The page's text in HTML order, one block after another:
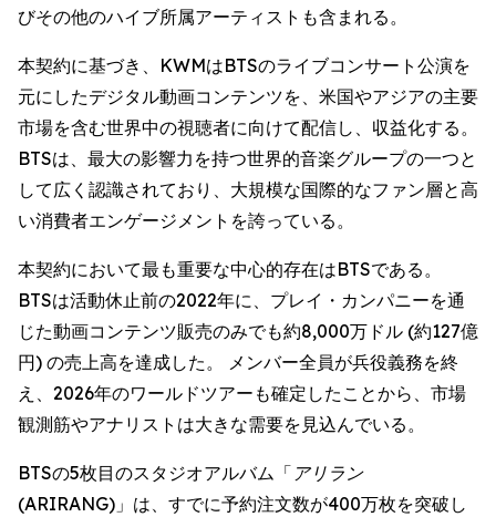
びその他のハイブ所属アーティストも含まれる。
本契約に基づき、KWMはBTSのライブコンサート公演を
元にしたデジタル動画コンテンツを、米国やアジアの主要
市場を含む世界中の視聴者に向けて配信し、収益化する。
BTSは、最大の影響力を持つ世界的音楽グループの一つと
して広く認識されており、大規模な国際的なファン層と高
い消費者エンゲージメントを誇っている。
本契約において最も重要な中心的存在はBTSである。
BTSは活動休止前の2022年に、プレイ・カンパニーを通
じた動画コンテンツ販売のみでも約8,000万ドル (約127億
円) の売上高を達成した。 メンバー全員が兵役義務を終
え、2026年のワールドツアーも確定したことから、市場
観測筋やアナリストは大きな需要を見込んでいる。
BTSの5枚目のスタジオアルバム「 アリラン
(ARIRANG) 」は、すでに予約注文数が400万枚を突破し